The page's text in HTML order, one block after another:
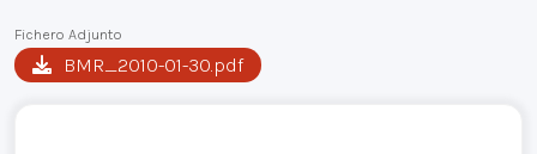
Fichero Adjunto
BMR_2010-01-30.pdf